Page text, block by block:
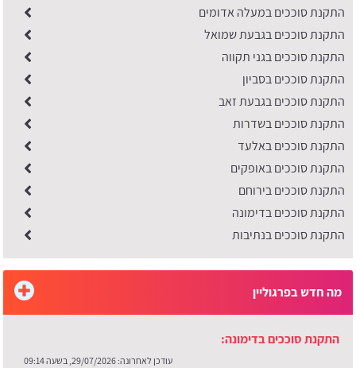
התקנת סוככים במעלה אדומים
התקנת סוככים בגבעת שמואל
התקנת סוככים בגני תקווה
התקנת סוככים בסביון
התקנת סוככים בגבעת זאב
התקנת סוככים בשדרות
התקנת סוככים באלעד
התקנת סוככים באופקים
התקנת סוככים בירוחם
התקנת סוככים בדימונה
התקנת סוככים בנתיבות
מה חדש בפרגוליין
התקנת סוככים בדימונה:
עודכן לאחרונה: 29/07/2026, בשעה 09:14